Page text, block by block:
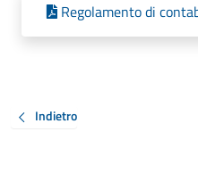
Regolamento di
Indietro